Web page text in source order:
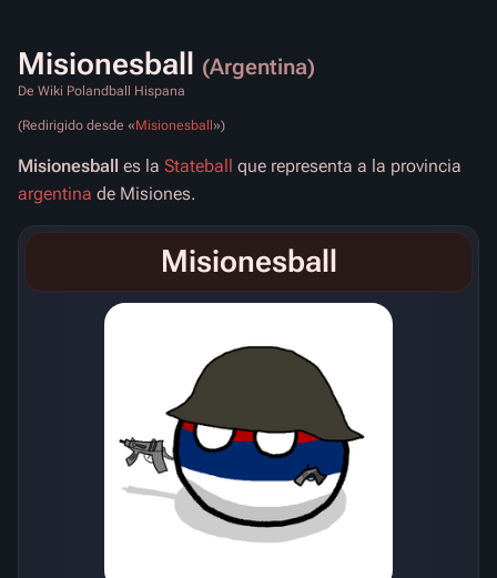
Misionesball (Argentina)
De Wiki Polandball Hispana
(Redirigido desde «Misionesball »)
Misionesball es la Stateball que representa a la provincia
argentina de Misiones.
Misionesball